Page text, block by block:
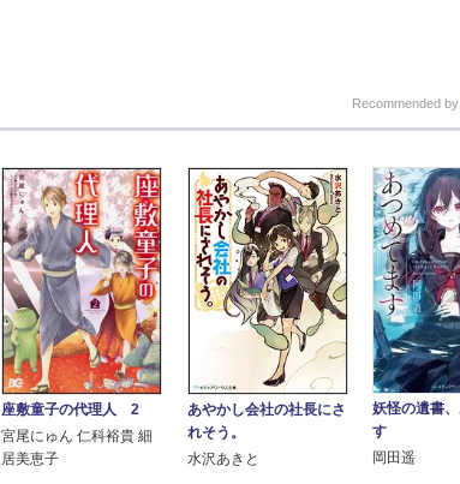
Recommended by
座敷童子の代理人 2
宮尾にゅん 仁科裕貴 細
居美恵子
あやかし会社の社長にさ
れそう。
水沢あきと
妖怪の遺書
す
岡田遥